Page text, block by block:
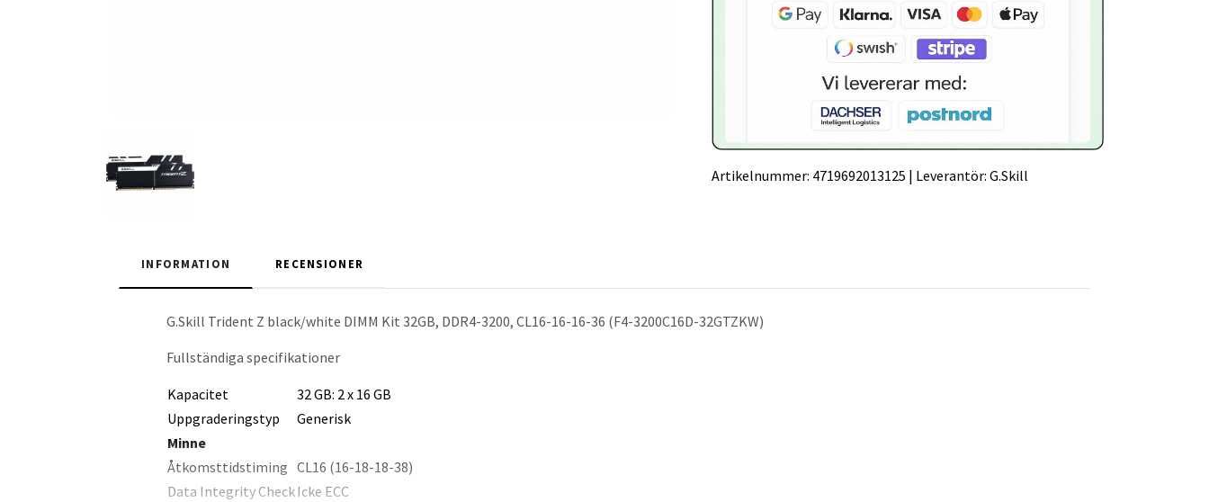
Artikelnummer: 4719692013125 | Leverantör: G.Skill
INFORMATION RECENSIONER
G.Skill Trident Z black/white DIMM Kit 32GB, DDR4-3200, CL16-16-16-36 (F4-3200C16D-32GTZKW)
Fullständiga specifikationer
Kapacitet
32 GB: 2 x 16 GB
Uppgraderingstyp
Generisk
Minne
Åtkomsttidstiming CL16 (16-18-18-38)
Data Integrity CheckIcke ECC